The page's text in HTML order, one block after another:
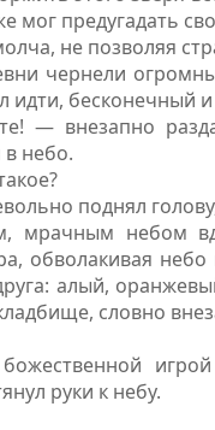
мог предугадать
не позволяя
чернели
идти, бесконечный
— внезапно
в небо.
поднял
мрачным небом
обволакивая
алый,
словно
руки к небу.